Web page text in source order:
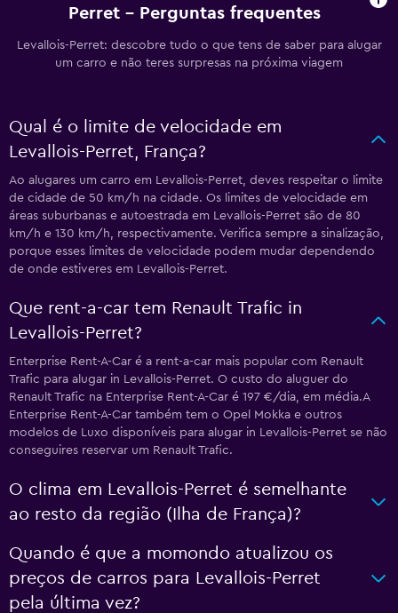
Perret - Perguntas frequentes
Levallois-Perret: descobre tudo o que tens de saber para alugar
um carro e não teres surpresas na próxima viagem
Qual é o limite de velocidade em
Levallois-Perret, França?
Ao alugares um carro em Levallois-Perret, deves respeitar o limite
de cidade de 50 km/h na cidade. Os limites de velocidade em
áreas suburbanas e autoestrada em Levallois-Perret são de 80
km/h e 130 km/h, respectivamente. Verifica sempre a sinalização,
porque esses limites de velocidade podem mudar dependendo
de onde estiveres em Levallois-Perret.
Que rent-a-car tem Renault Trafic in
Levallois-Perret?
Enterprise Rent-A-Car é a rent-a-car mais popular com Renault
Trafic para alugar in Levallois-Perret. O custo do aluguer do
Renault Trafic na Enterprise Rent-A-Car é 197 €/dia, em média.A
Enterprise Rent-A-Car também tem o Opel Mokka e outros
modelos de Luxo disponíveis para alugar in Levallois-Perret se não
conseguires reservar um Renault Trafic.
O clima em Levallois-Perret é semelhante
ao resto da região (Ilha de França)?
Quando é que a momondo atualizou os
preços de carros para Levallois-Perret
pela última vez?